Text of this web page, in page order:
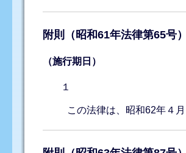
附則（昭和61年法律第65号
（施行期日）
１
この法律は、昭和62年４